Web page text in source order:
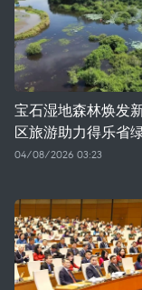
宝石湿地森林焕发
区旅游助力得乐省
04/08/2026 03:23